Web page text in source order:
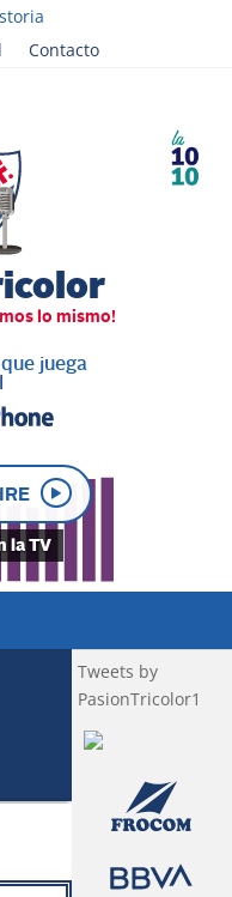
Contacto
juega
la TV
Tweets by
PasionTricolor1